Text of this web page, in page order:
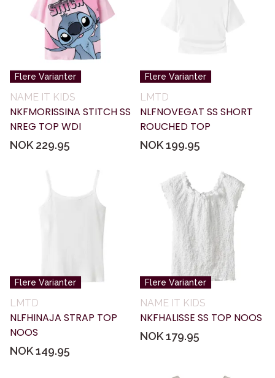
Flere Varianter
NAME IT KIDS
NKFMORISSINA STITCH SS
NREG TOP WDI
NOK 229.95
Flere Varianter
LMTD
NLFNOVEGAT SS SHORT
ROUCHED TOP
NOK 199.95
Flere Varianter
LMTD
NLFHINAJA STRAP TOP
NOOS
NOK 149.95
Flere Varianter
NAME IT KIDS
NKFHALISSE SS TOP NOOS
NOK 179.95